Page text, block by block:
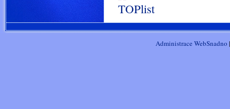
Administrace WebSnadno